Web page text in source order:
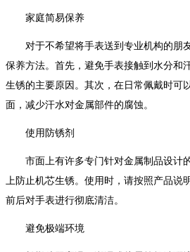
家庭简易保养
对于不希望将手表送到专业机构的朋
保养方法。首先，避免手表接触到水分和
生锈的主要原因。其次，在日常佩戴时可
面，减少汗水对金属部件的腐蚀。
使用防锈剂
市面上有许多专门针对金属制品设计
上防止机芯生锈。使用时，请按照产品说
前后对手表进行彻底清洁。
避免极端环境